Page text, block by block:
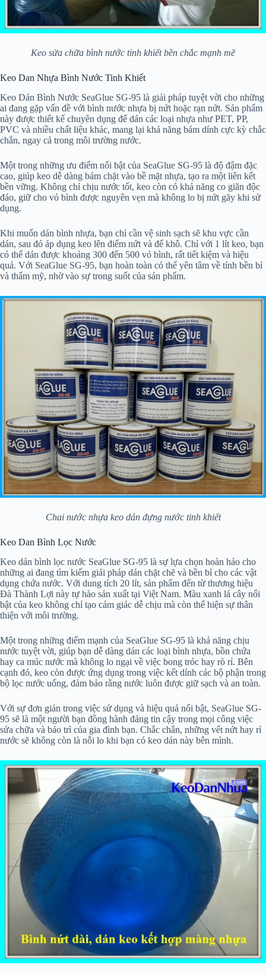
Keo sửa chữa bình nước tinh khiết bền chắc mạnh mẽ
Keo Dan Nhựa Bình Nước Tinh Khiết
Keo Dán Bình Nước SeaGlue SG-95 là giải pháp tuyệt vời cho những
ai đang gặp vấn đề với bình nước nhựa bị nứt hoặc rạn nứt. Sản phẩm
này được thiết kế chuyên dụng để dán các loại nhựa như PET, PP,
PVC và nhiều chất liệu khác, mang lại khả năng bám dính cực kỳ chắc
chắn, ngay cả trong môi trường nước.
Một trong những ưu điểm nổi bật của SeaGlue SG-95 là độ đậm đặc
cao, giúp keo dễ dàng bám chặt vào bề mặt nhựa, tạo ra một liên kết
bền vững. Không chỉ chịu nước tốt, keo còn có khả năng co giãn độc
đáo, giữ cho vỏ bình được nguyên vẹn mà không lo bị nứt gãy khi sử
dụng.
Khi muốn dán bình nhựa, bạn chỉ cần vệ sinh sạch sẽ khu vực cần
dán, sau đó áp dụng keo lên điểm nứt và để khô. Chỉ với 1 lít keo, bạn
có thể dán được khoảng 300 đến 500 vỏ bình, rất tiết kiệm và hiệu
quả. Với SeaGlue SG-95, bạn hoàn toàn có thể yên tâm về tính bền bỉ
và thẩm mỹ, nhờ vào sự trong suốt của sản phẩm.
Chai nước nhựa keo dán đựng nước tinh khiết
Keo Dan Bình Lọc Nước
Keo dán bình lọc nước SeaGlue SG-95 là sự lựa chọn hoàn hảo cho
những ai đang tìm kiếm giải pháp dán chặt chẽ và bền bỉ cho các vật
dụng chứa nước. Với dung tích 20 lít, sản phẩm đến từ thương hiệu
Đà Thành Lợi này tự hào sản xuất tại Việt Nam. Màu xanh lá cây nổi
bật của keo không chỉ tạo cảm giác dễ chịu mà còn thể hiện sự thân
thiện với môi trường.
Một trong những điểm mạnh của SeaGlue SG-95 là khả năng chịu
nước tuyệt vời, giúp bạn dễ dàng dán các loại bình nhựa, bồn chứa
hay ca múc nước mà không lo ngại về việc bong tróc hay rò rỉ. Bên
cạnh đó, keo còn được ứng dụng trong việc kết dính các bộ phận trong
bộ lọc nước uống, đảm bảo rằng nước luôn được giữ sạch và an toàn.
Với sự đơn giản trong việc sử dụng và hiệu quả nổi bật, SeaGlue SG-
95 sẽ là một người bạn đồng hành đáng tin cậy trong mọi công việc
sửa chữa và bảo trì của gia đình bạn. Chắc chắn, những vết nứt hay rỉ
nước sẽ không còn là nỗi lo khi bạn có keo dán này bên mình.